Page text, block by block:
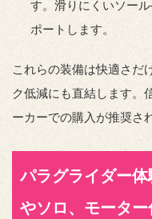
す。滑りにくいソー
ポートします。
これらの装備は快適さだ
ク低減にも直結します。
ーカーでの購入が推奨さ
パラグライダー
やソロ、モーター